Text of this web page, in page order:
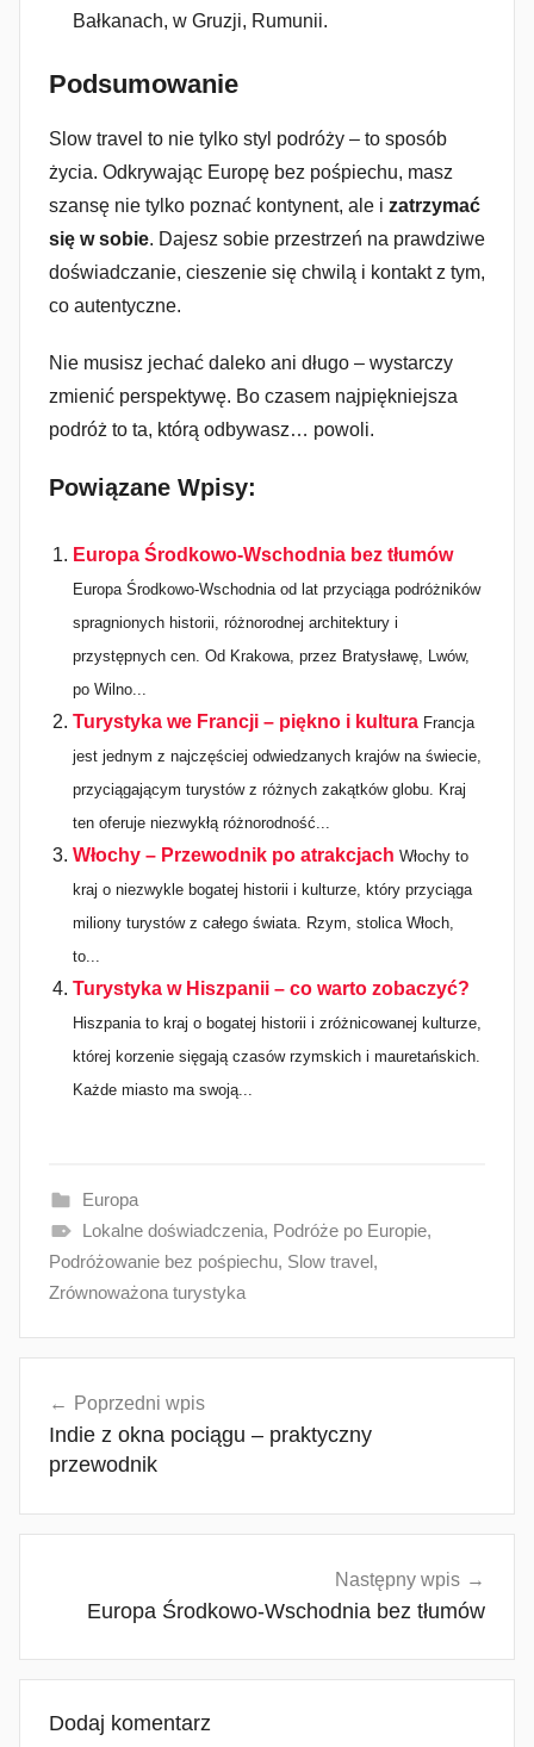
Bałkanach, w Gruzji, Rumunii.
Podsumowanie
Slow travel to nie tylko styl podróży – to sposób
życia. Odkrywając Europę bez pośpiechu, masz
szansę nie tylko poznać kontynent, ale i zatrzymać
się w sobie. Dajesz sobie przestrzeń na prawdziwe
doświadczanie, cieszenie się chwilą i kontakt z tym,
co autentyczne.
Nie musisz jechać daleko ani długo – wystarczy
zmienić perspektywę. Bo czasem najpiękniejsza
podróż to ta, którą odbywasz… powoli.
Powiązane Wpisy:
Europa Środkowo-Wschodnia bez tłumów
Europa Środkowo-Wschodnia od lat przyciąga podróżników
spragnionych historii, różnorodnej architektury i
przystępnych cen. Od Krakowa, przez Bratysławę, Lwów,
po Wilno...
Turystyka we Francji – piękno i kultura Francja
jest jednym z najczęściej odwiedzanych krajów na świecie,
przyciągającym turystów z różnych zakątków globu. Kraj
ten oferuje niezwykłą różnorodność...
Włochy – Przewodnik po atrakcjach Włochy to
kraj o niezwykle bogatej historii i kulturze, który przyciąga
miliony turystów z całego świata. Rzym, stolica Włoch,
to...
Turystyka w Hiszpanii – co warto zobaczyć?
Hiszpania to kraj o bogatej historii i zróżnicowanej kulturze,
której korzenie sięgają czasów rzymskich i mauretańskich.
Każde miasto ma swoją...
Europa
Lokalne doświadczenia, Podróże po Europie,
Podróżowanie bez pośpiechu, Slow travel,
Zrównoważona turystyka
wpisuPoprzedni wpis
Indie z okna pociągu – praktyczny
przewodnik
Następny wpis
Europa Środkowo-Wschodnia bez tłumów
Dodaj komentarz